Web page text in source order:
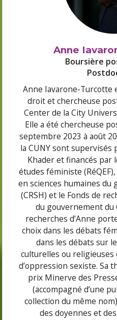
Anne
Boursière
Anne Iavarone-Turcotte
droitet chercheuse
Centerde la City
Elle a été chercheuse
septembre 2023 à août
la CUNY sont supervisés
Khaderet financés par
études féministe (RéQEF
en sciences humaines du
(CRSH) et le Fonds de
du gouvernement du
recherches d’Anne
choix dans les débats
dans les débats sur
culturelles ou
d’oppression sexiste. Sa
prix Minerve des
(accompagné d’une
collection du même nom)
des doyennes et